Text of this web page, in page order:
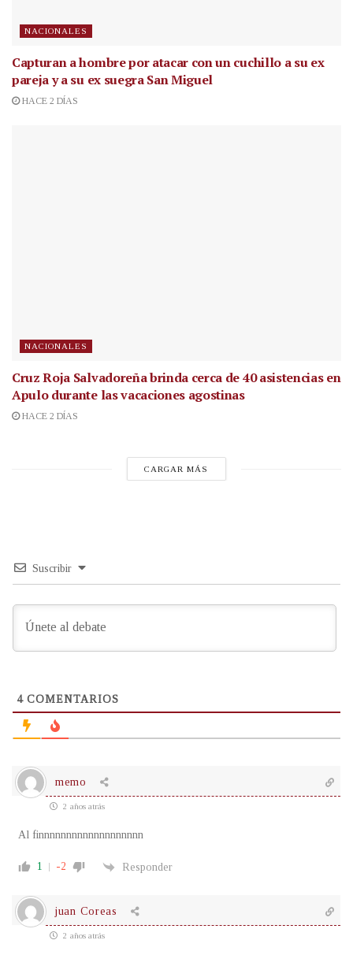
NACIONALES
Capturan a hombre por atacar con un cuchillo a su ex
pareja y a su ex suegra San Miguel
HACE 2 DÍAS
NACIONALES
Cruz Roja Salvadoreña brinda cerca de 40 asistencias en
Apulo durante las vacaciones agostinas
HACE 2 DÍAS
CARGAR MÁS
Suscribir
4COMENTARIOS
memo
2 años atrás
Al finnnnnnnnnnnnnnnnnnn
1 -2 Responder
juan Coreas
2 años atrás